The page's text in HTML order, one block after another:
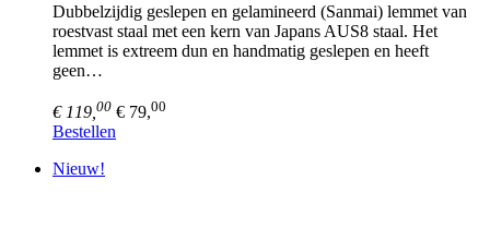
Dubbelzijdig geslepen en gelamineerd (Sanmai) lemmet van
roestvast staal met een kern van Japans AUS8 staal. Het
lemmet is extreem dun en handmatig geslepen en heeft
geen…
€ 119, 00 € 79,00
Bestellen
Nieuw!